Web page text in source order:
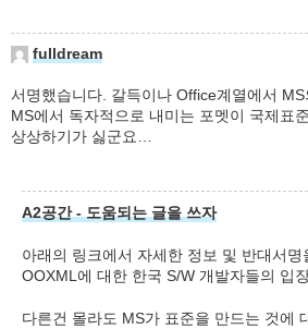
fulldream
서명했습니다. 갈득이나 Office계열에서
MS에서 독자적으로 내미는 포멧이 국제표
상상하기가 싫군요…
A2공간 - 도움되는 글을 쓰자
아래의 링크에서 자세한 정보 및 반대서명
OOXML에 대한 한국 S/W 개발자들의 입
다른건 몰라도 MS가 표준을 만드는 것에